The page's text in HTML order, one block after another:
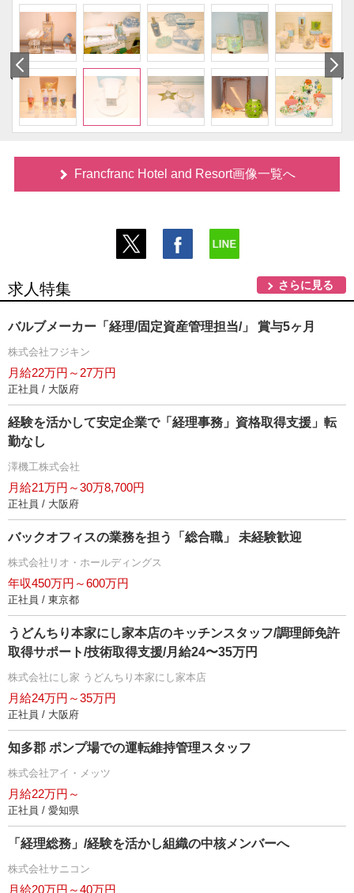
Francfranc Hotel and Resort画像一覧へ
求人特集 さらに見る
バルブメーカー「経理/固定資産管理担当/」 賞与5ヶ月
株式会社フジキン
月給22万円～27万円
正社員 / 大阪府
経験を活かして安定企業で「経理事務」資格取得支援」転
勤なし
澤機工株式会社
月給21万円～30万8,700円
正社員 / 大阪府
バックオフィスの業務を担う「総合職」 未経験歓迎
株式会社リオ・ホールディングス
年収450万円～600万円
正社員 / 東京都
うどんちり本家にし家本店のキッチンスタッフ/調理師免許
取得サポート/技術取得支援/月給24〜35万円
株式会社にし家 うどんちり本家にし家本店
月給24万円～35万円
正社員 / 大阪府
知多郡 ポンプ場での運転維持管理スタッフ
株式会社アイ・メッツ
月給22万円～
正社員 / 愛知県
「経理総務」/経験を活かし組織の中核メンバーへ
株式会社サニコン
月給20万円～40万円